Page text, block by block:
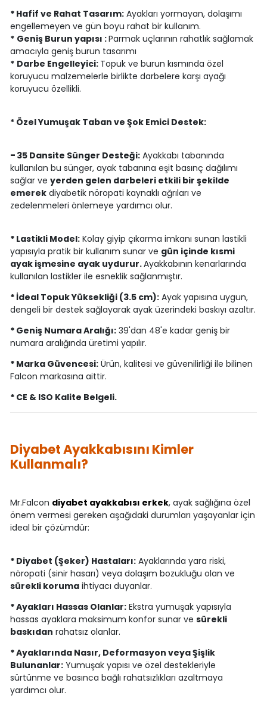
* Hafif ve Rahat Tasarım:Ayakları yormayan, dolaşımı
engellemeyen ve gün boyu rahat bir kullanım.
* Geniş Burun yapısı :Parmak uçlarının rahatlık sağlamak
amacıyla geniş burun tasarımı
* Darbe Engelleyici: Topuk ve burun kısmında özel
koruyucu malzemelerle birlikte darbelere karşı ayağı
koruyucu özellikli.
* Özel Yumuşak Taban ve Şok Emici Destek:
- 35 Dansite Sünger Desteği:Ayakkabı tabanında
kullanılan bu sünger, ayak tabanına eşit basınç dağılımı
sağlar ve yerden gelen darbeleri etkili bir şekilde
emerekdiyabetik nöropati kaynaklı ağrıları ve
zedelenmeleri önlemeye yardımcı olur.
* Lastikli Model:Kolay giyip çıkarma imkanı sunan lastikli
yapısıyla pratik bir kullanım sunar ve gün içinde kısmi
ayak işmesine ayak uydurur.Ayakkabının kenarlarında
kullanılan lastikler ile esneklik sağlanmıştır.
*İdeal Topuk Yüksekliği (3.5 cm):Ayak yapısına uygun,
dengeli bir destek sağlayarak ayak üzerindeki baskıyı azaltır.
* Geniş Numara Aralığı:39'dan 48'e kadar geniş bir
numara aralığında üretimi yapılır.
* Marka Güvencesi:Ürün, kalitesi ve güvenilirliği ile bilinen
Falcon markasına aittir.
* CE & ISO Kalite Belgeli.
Diyabet Ayakkabısını Kimler
Kullanmalı?
Mr.Falcon diyabet ayakkabısı erkek, ayak sağlığına özel
önem vermesi gereken aşağıdaki durumları yaşayanlar için
ideal bir çözümdür:
* Diyabet (Şeker) Hastaları:Ayaklarında yara riski,
nöropati (sinir hasarı) veya dolaşım bozukluğu olan ve
sürekli korumaihtiyacı duyanlar.
*Ayakları Hassas Olanlar:Ekstra yumuşak yapısıyla
hassas ayaklara maksimum konfor sunar ve sürekli
baskıdan rahatsız olanlar.
*Ayaklarında Nasır, Deformasyon veya Şişlik
Bulunanlar:Yumuşak yapısı ve özel destekleriyle
sürtünme ve basınca bağlı rahatsızlıkları azaltmaya
yardımcı olur.